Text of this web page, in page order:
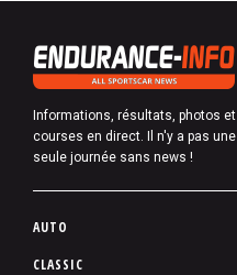
Informations, résultats, photos et
courses en direct. Il n'y a pas une
seule journée sans news !
P
AUTO
CLASSIC